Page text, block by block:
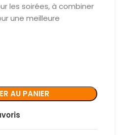
les soirées, à combiner
une meilleure
AU PANIER